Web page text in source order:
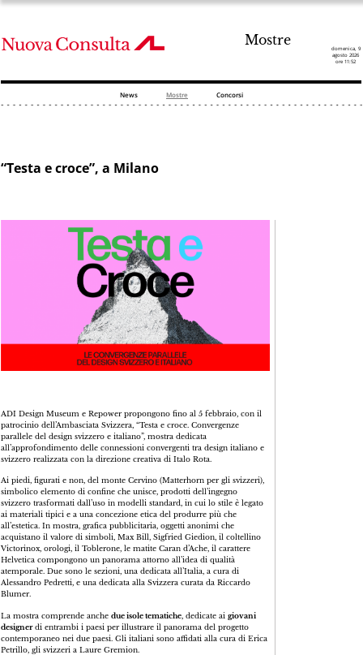
Mostre
domenica, 9
agosto 2026
ore 11:52
News Mostre Concorsi
“Testa e croce”, a Milano
ADI Design Museum e Repower propongono fino al 5 febbraio, con il
patrocinio dell’Ambasciata Svizzera, “Testa e croce. Convergenze
parallele del design svizzero e italiano”, mostra dedicata
all’approfondimento delle connessioni convergenti tra design italiano e
svizzero realizzata con la direzione creativa di Italo Rota.
Ai piedi, figurati e non, del monte Cervino (Matterhorn per gli svizzeri),
simbolico elemento di confine che unisce, prodotti dell’ingegno
svizzero trasformati dall’uso in modelli standard, in cui lo stile è legato
ai materiali tipici e a una concezione etica del produrre più che
all’estetica. In mostra, grafica pubblicitaria, oggetti anonimi che
acquistano il valore di simboli, Max Bill, Sigfried Giedion, il coltellino
Victorinox, orologi, il Toblerone, le matite Caran d’Ache, il carattere
Helvetica compongono un panorama attorno all’idea di qualità
atemporale. Due sono le sezioni, una dedicata all’Italia, a cura di
Alessandro Pedretti, e una dedicata alla Svizzera curata da Riccardo
Blumer.
La mostra comprende anchedue isole tematiche , dedicate aigiovani
designerdi entrambi i paesi per illustrare il panorama del progetto
contemporaneo nei due paesi. Gli italiani sono affidati alla cura di Erica
Petrillo, gli svizzeri a Laure Gremion.